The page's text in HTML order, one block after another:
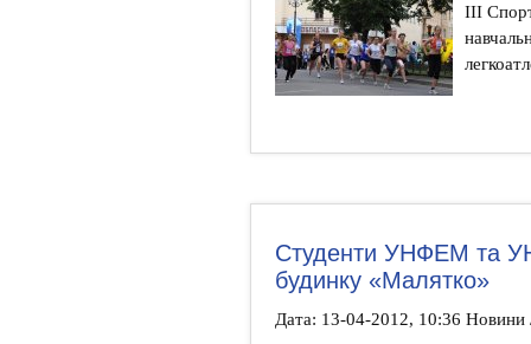
ІІІ
Студенти УНФЕМ та
будинку «Малятко»
Дата: 13-04-2012, 10:36 Новини